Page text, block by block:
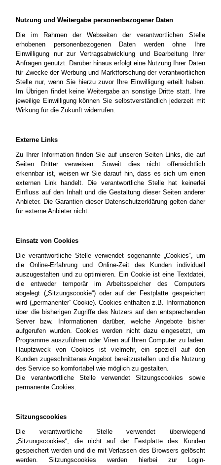
Nutzung und Weitergabe personenbezogener Daten
Die im Rahmen der Webseiten der verantwortlichen Stelle
erhobenen personenbezogenen Daten werden ohne Ihre
Einwilligung nur zur Vertragsabwicklung und Bearbeitung Ihrer
Anfragen genutzt. Darüber hinaus erfolgt eine Nutzung Ihrer Daten
für Zwecke der Werbung und Marktforschung der verantwortlichen
Stelle nur, wenn Sie hierzu zuvor Ihre Einwilligung erteilt haben.
Im Übrigen findet keine Weitergabe an sonstige Dritte statt. Ihre
jeweilige Einwilligung können Sie selbstverständlich jederzeit mit
Wirkung für die Zukunft widerrufen.
Externe Links
Zu Ihrer Information finden Sie auf unseren Seiten Links, die auf
Seiten Dritter verweisen. Soweit dies nicht offensichtlich
erkennbar ist, weisen wir Sie darauf hin, dass es sich um einen
externen Link handelt. Die verantwortliche Stelle hat keinerlei
Einfluss auf den Inhalt und die Gestaltung dieser Seiten anderer
Anbieter. Die Garantien dieser Datenschutzerklärung gelten daher
für externe Anbieter nicht.
Einsatz von Cookies
Die verantwortliche Stelle verwendet sogenannte „Cookies“, um
die Online-Erfahrung und Online-Zeit des Kunden individuell
auszugestalten und zu optimieren. Ein Cookie ist eine Textdatei,
die entweder temporär im Arbeitsspeicher des Computers
abgelegt („Sitzungscookie“) oder auf der Festplatte gespeichert
wird („permanenter“ Cookie). Cookies enthalten z.B. Informationen
über die bisherigen Zugriffe des Nutzers auf den entsprechenden
Server bzw. Informationen darüber, welche Angebote bisher
aufgerufen wurden. Cookies werden nicht dazu eingesetzt, um
Programme auszuführen oder Viren auf Ihren Computer zu laden.
Hauptzweck von Cookies ist vielmehr, ein speziell auf den
Kunden zugeschnittenes Angebot bereitzustellen und die Nutzung
des Service so komfortabel wie möglich zu gestalten.
Die verantwortliche Stelle verwendet Sitzungscookies sowie
permanente Cookies.
Sitzungscookies
Die verantwortliche Stelle verwendet überwiegend
„Sitzungscookies“, die nicht auf der Festplatte des Kunden
gespeichert werden und die mit Verlassen des Browsers gelöscht
werden. Sitzungscookies werden hierbei zur Login-